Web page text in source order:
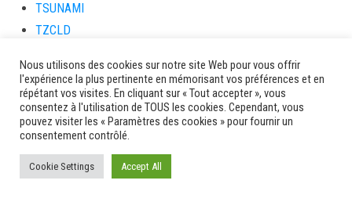
TSUNAMI
TZCLD
Venir en Martinique
Video
vidététladjéko
Vie Municipale
Viechere
vigilanceROUGE
Nous utilisons des cookies sur notre site Web pour vous offrir
l'expérience la plus pertinente en mémorisant vos préférences et en
répétant vos visites. En cliquant sur « Tout accepter », vous
consentez à l'utilisation de TOUS les cookies. Cependant, vous
pouvez visiter les « Paramètres des cookies » pour fournir un
consentement contrôlé.
Cookie Settings Accept All